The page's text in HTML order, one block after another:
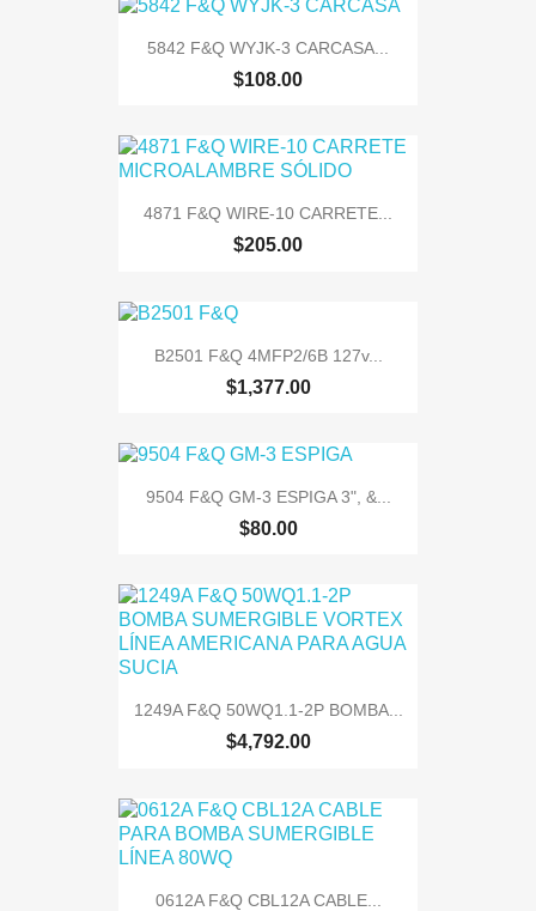
5842 F&Q WYJK-3 CARCASA...
$108.00
4871 F&Q WIRE-10 CARRETE...
$205.00
B2501 F&Q 4MFP2/6B 127v...
$1,377.00
9504 F&Q GM-3 ESPIGA 3", &...
$80.00
1249A F&Q 50WQ1.1-2P BOMBA...
$4,792.00
0612A F&Q CBL12A CABLE...